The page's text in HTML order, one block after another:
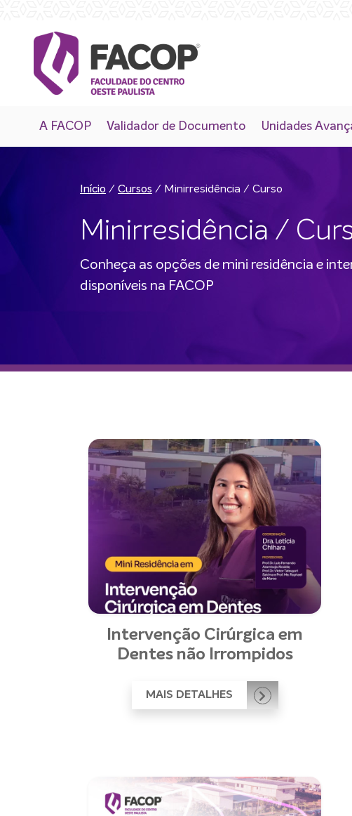
A FACOP Validador de Documento Unidades
Início / Cursos / Minirresidência / Curso
Minirresidência /
Conheça as opções de mini residência e
disponíveis na FACOP
Intervenção Cirúrgica em
Dentes não Irrompidos
MAIS DETALHES